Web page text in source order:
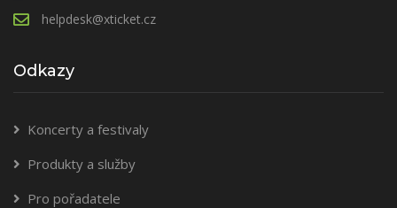
helpdesk@xticket.cz
Odkazy
Koncerty a festivaly
Produkty a služby
Pro pořadatele